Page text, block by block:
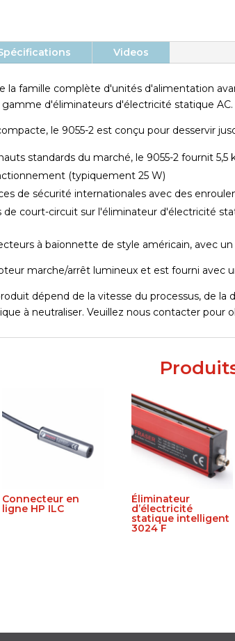
Videos
la famille complète d'unités d'alimentation
d'éliminateurs d'électricité statique AC.
le 9055-2 est conçu pour desservir
standards du marché, le 9055-2 fournit 5,5
(typiquement 25 W)
de sécurité internationales avec des
de court-circuit sur l'éliminateur d'électricité
à baïonnette de style américain, avec
marche/arrêt lumineux et est fourni avec
dépend de la vitesse du processus, de
à neutraliser. Veuillez nous contacter pour
Connecteur en
ligne HP ILC
Éliminateur
d’électricité
statique intelligent
3024 F